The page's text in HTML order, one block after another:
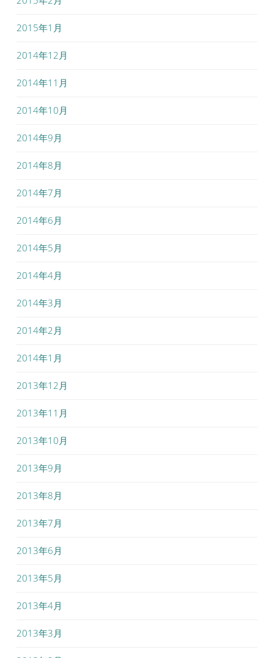
2015年1月
2014年12月
2014年11月
2014年10月
2014年9月
2014年8月
2014年7月
2014年6月
2014年5月
2014年4月
2014年3月
2014年2月
2014年1月
2013年12月
2013年11月
2013年10月
2013年9月
2013年8月
2013年7月
2013年6月
2013年5月
2013年4月
2013年3月